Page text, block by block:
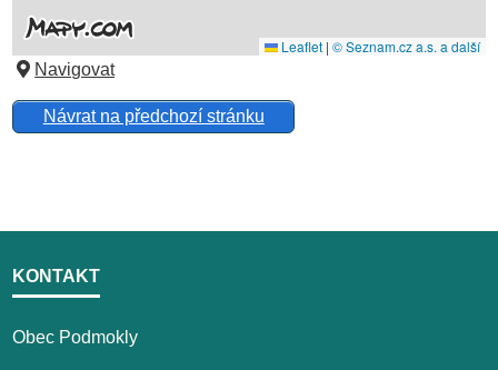
Navigovat
Návrat na předchozí stránku
KONTAKT
Obec Podmokly